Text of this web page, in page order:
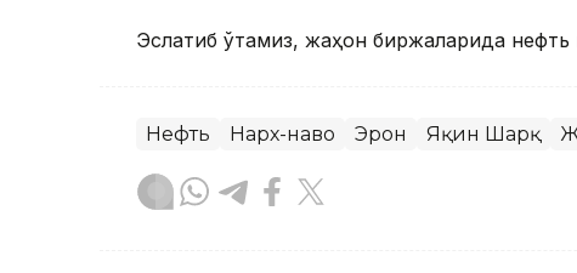
Эслатиб ўтамиз, жаҳон биржаларида нефть
Нефть Нарх-наво Эрон Яқин Шарқ